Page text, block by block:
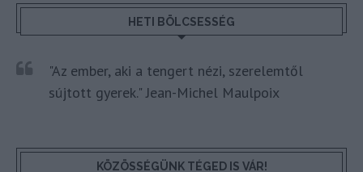
HETI BÖLCSESSÉG
"Az ember, aki a tengert nézi, szerelemtől
sújtott gyerek." Jean-Michel Maulpoix
KÖZÖSSÉGÜNK TÉGED IS VÁR!